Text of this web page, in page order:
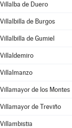
Villalba de Duero
Villalbilla de Burgos
Villalbilla de Gumiel
Villaldemiro
Villalmanzo
Villamayor de los Montes
Villamayor de Treviño
Villambistia